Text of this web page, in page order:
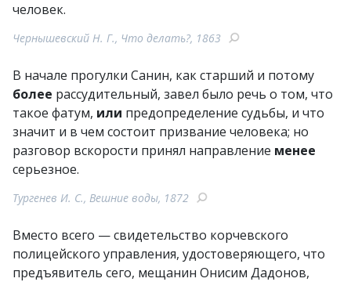
человек.
Чернышевский Н. Г., Что делать?, 1863
В начале прогулки Санин, как старший и потому
более рассудительный, завел было речь о том, что
такое фатум, или предопределение судьбы, и что
значит и в чем состоит призвание человека; но
разговор вскорости принял направление менее
серьезное.
Тургенев И. С., Вешние воды, 1872
Вместо всего — свидетельство корчевского
полицейского управления, удостоверяющего, что
предъявитель сего, мещанин Онисим Дадонов,